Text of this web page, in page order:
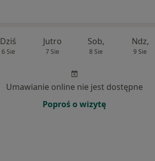
Dziś
6 Sie
Jutro
7 Sie
Sob,
8 Sie
Ndz,
9 Sie
Umawianie online nie jest dostępne
Poproś o wizytę